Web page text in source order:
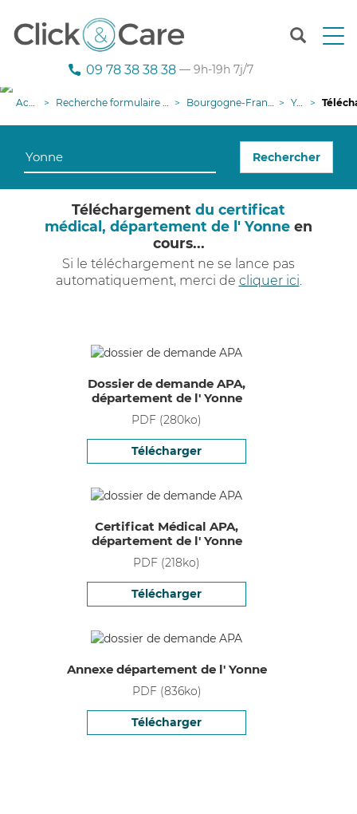
T
l
n
a
i
g
09 78 38 38 38 — 9h-19h 7j/7
Accueil Recherche formulaire demande APA Bourgogne-Franche-Comté Yonne
Rechercher
Téléchargement du certificat
médical, département de l' Yonne en
cours...
Si le téléchargement ne se lance pas
automatiquement, merci de cliquer ici.
Dossier de demande APA,
département de l' Yonne
PDF (280ko)
Télécharger
Certificat Médical APA,
département de l' Yonne
PDF (218ko)
Télécharger
Annexe département de l' Yonne
PDF(836ko)
Télécharger